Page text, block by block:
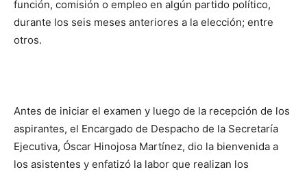
función, comisión o empleo en algún partido político,
durante los seis meses anteriores a la elección; entre
otros.
Antes de iniciar el examen y luego de la recepción de los
aspirantes, el Encargado de Despacho de la Secretaría
Ejecutiva, Óscar Hinojosa Martínez, dio la bienvenida a
los asistentes y enfatizó la labor que realizan los